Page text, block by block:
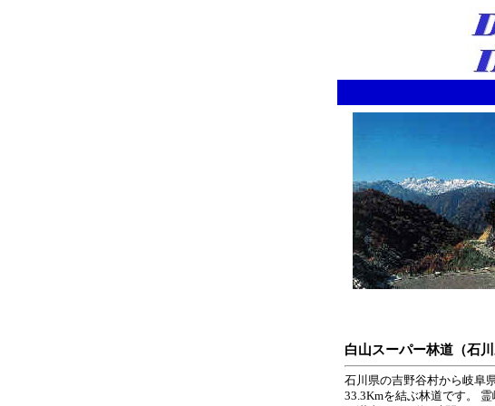
白山スーパー林道（石川
石川県の吉野谷村から岐阜
33.3Kmを結ぶ林道です。